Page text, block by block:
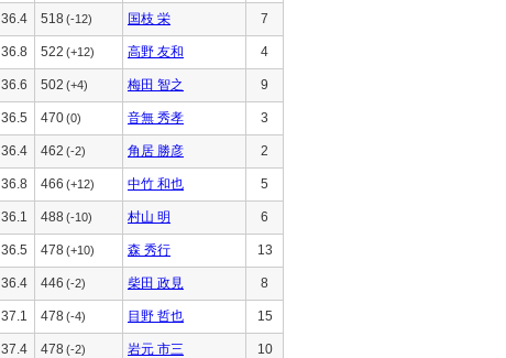
36.4 518 (-12) 国枝 栄 7
36.8 522 (+12) 高野 友和 4
36.6 502 (+4) 梅田 智之 9
36.5 470(0) 音無 秀孝 3
36.4 462 (-2) 角居 勝彦 2
36.8 466 (+12) 中竹 和也 5
36.1 488 (-10) 村山 明 6
36.5 478(+10) 森 秀行 13
36.4 446 (-2) 柴田 政見 8
37.1 478(-4) 目野 哲也 15
37.4 478 (-2) 岩元 市三 10